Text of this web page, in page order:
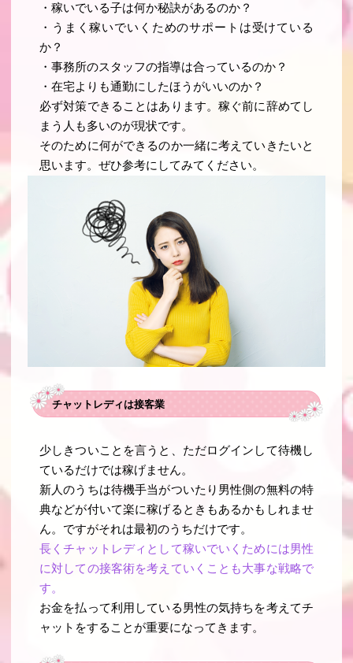
・稼いでいる子は何か秘訣があるのか？
・うまく稼いでいくためのサポートは受けている
か？
・事務所のスタッフの指導は合っているのか？
・在宅よりも通勤にしたほうがいいのか？
必ず対策できることはあります。稼ぐ前に辞めてし
まう人も多いのが現状です。
そのために何ができるのか一緒に考えていきたいと
思います。ぜひ参考にしてみてください。
チャットレディは接客業
少しきついことを言うと、ただログインして待機し
ているだけでは稼げません。
新人のうちは待機手当がついたり男性側の無料の特
典などが付いて楽に稼げるときもあるかもしれませ
ん。ですがそれは最初のうちだけです。
長くチャットレディとして稼いでいくためには男性
に対しての接客術を考えていくことも大事な戦略で
す。
お金を払って利用している男性の気持ちを考えてチ
ャットをすることが重要になってきます。